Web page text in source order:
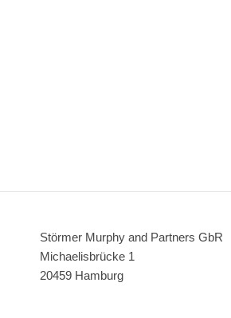
Störmer Murphy and Partners GbR
Michaelisbrücke 1
20459 Hamburg